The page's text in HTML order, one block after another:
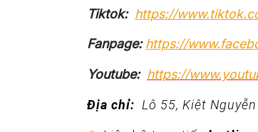
Tiktok: https://
Fanpage:https://
Youtube: https://
Địa chỉ: Lô 55, Kiệt